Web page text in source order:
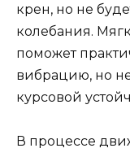
крен, но не
колебания.
поможет
вибрацию, но
курсовой
В процессе